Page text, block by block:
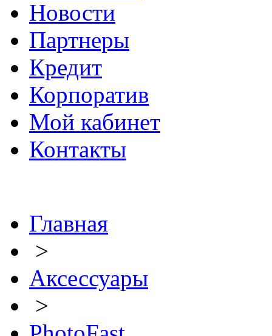
Новости
Партнеры
Кредит
Корпоратив
Мой кабинет
Контакты
Главная
>
Аксессуары
>